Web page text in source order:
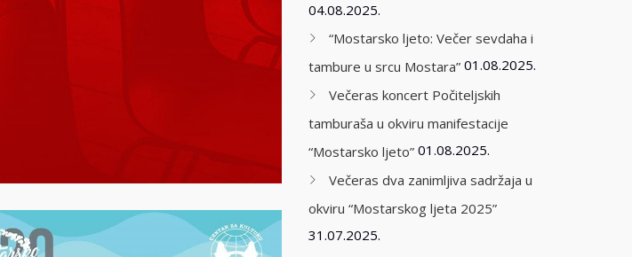
04.08.2025.
“Mostarsko ljeto: Večer sevdaha i
tambure u srcu Mostara” 01.08.2025.
Večeras koncert Počiteljskih
tamburaša u okviru manifestacije
“Mostarsko ljeto” 01.08.2025.
Večeras dva zanimljiva sadržaja u
okviru “Mostarskog ljeta 2025”
31.07.2025.